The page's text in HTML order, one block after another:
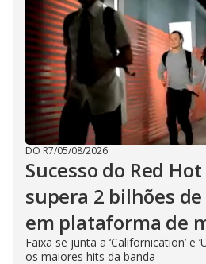
DO R7/05/08/2026
Sucesso do Red
supera 2 bilhões
em plataforma de
Faixa se junta a ‘Californication’ e
os maiores hits da banda